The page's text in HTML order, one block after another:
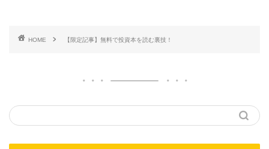
HOME 【限定記事】無料で投資本を読む裏技！